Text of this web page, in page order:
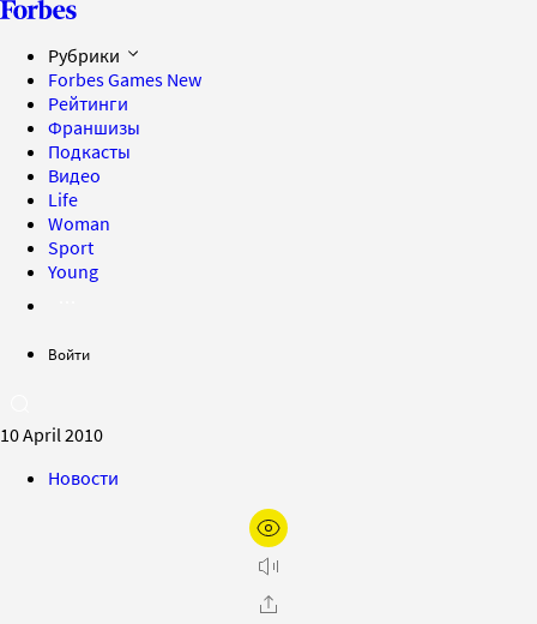
Рубрики
Forbes Games New
Рейтинги
Франшизы
Подкасты
Видео
Life
Woman
Sport
Young
Войти
10 April 2010
Новости